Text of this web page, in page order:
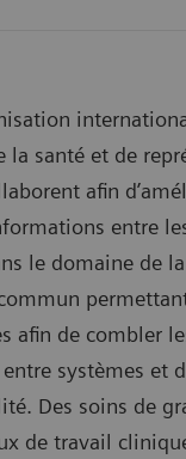
la santé et de
afin
entre
le domaine de la
afin de combler
systèmes et
Des soins de
de travail